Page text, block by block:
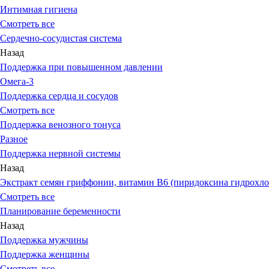
Интимная гигиена
Смотреть все
Сердечно-сосудистая система
Назад
Поддержка при повышенном давлении
Омега-3
Поддержка сердца и сосудов
Смотреть все
Поддержка венозного тонуса
Разное
Поддержка нервной системы
Назад
Экстракт семян гриффонии, витамин В6 (пиридоксина
Смотреть все
Планирование беременности
Назад
Поддержка мужчины
Поддержка женщины